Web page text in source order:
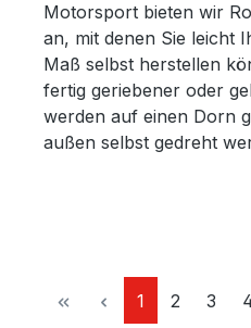
Motorsport bieten wir
an, mit denen Sie leicht
Maß selbst herstellen
fertig geriebener oder
werden auf einen Dorn
außen selbst gedreht
Seite
1 Seite
2 Seite
3